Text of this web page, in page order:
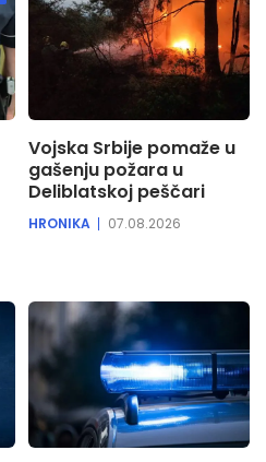
Vojska Srbije pomaže u
gašenju požara u
Deliblatskoj peščari
HRONIKA 07.08.2026